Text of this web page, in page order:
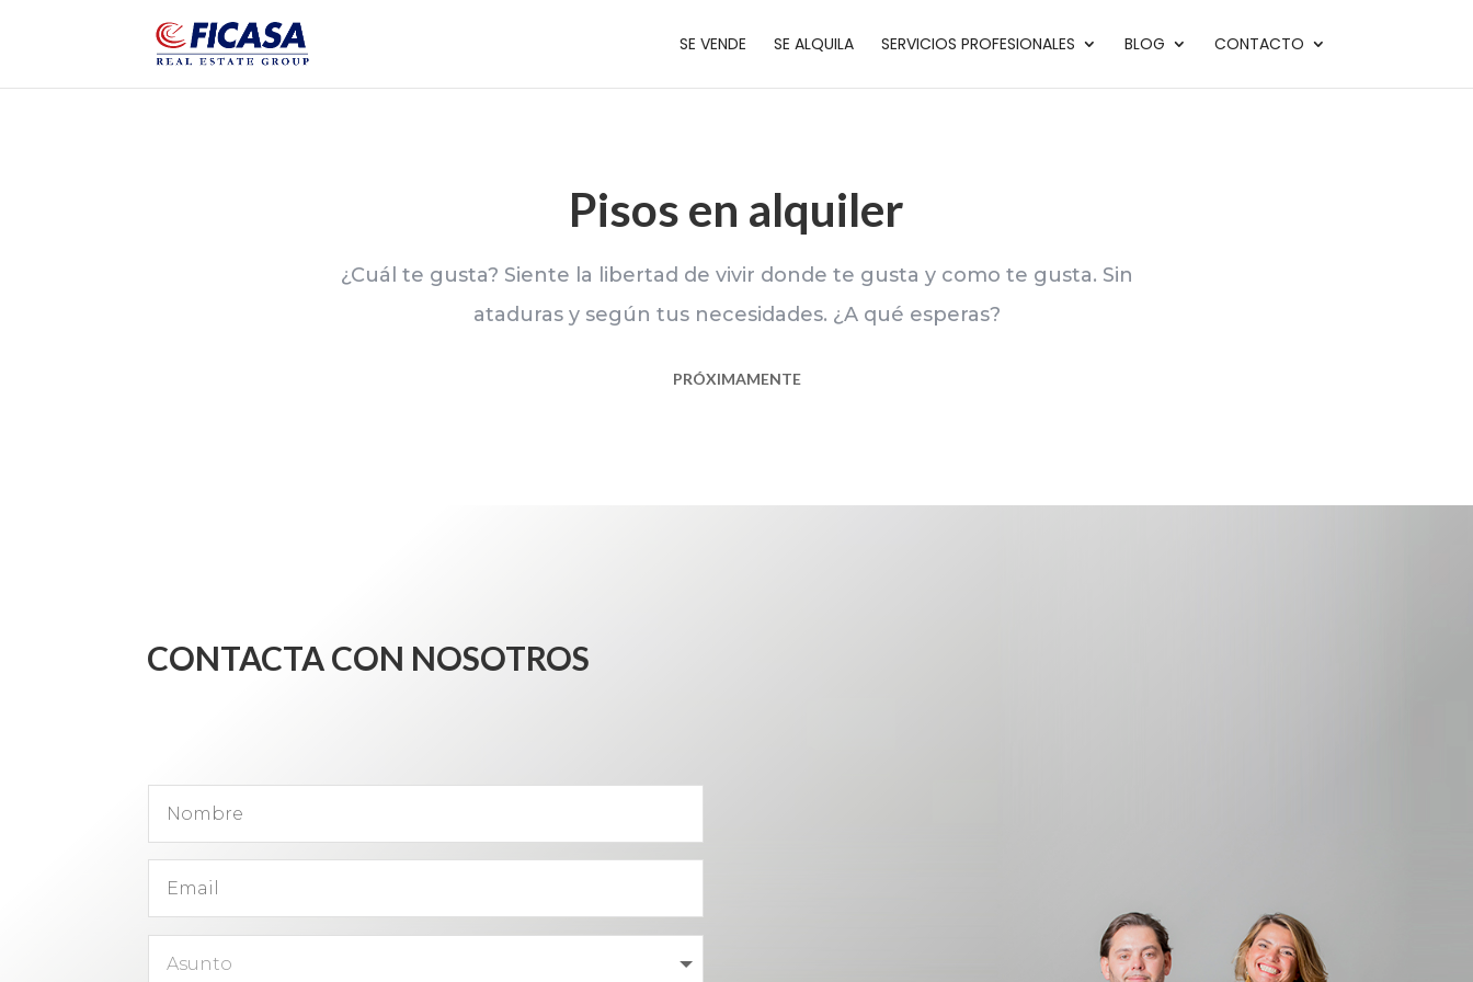
SE VENDE SE ALQUILA SERVICIOS PROFESIONALES BLOG CONTACTO
Pisos en alquiler
¿Cuál te gusta? Siente la libertad de vivir donde te gusta y como te gusta. Sin
ataduras y según tus necesidades. ¿A qué esperas?
PRÓXIMAMENTE
CONTACTA CON NOSOTROS